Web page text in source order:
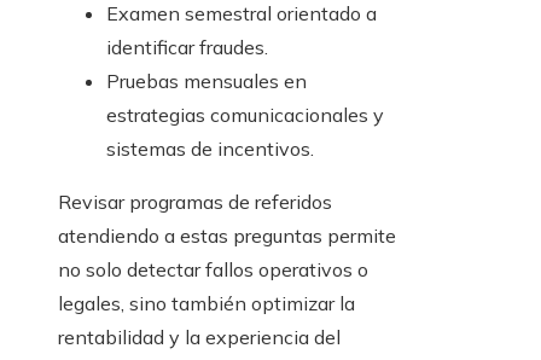
Examen semestral orientado a
identificar fraudes.
Pruebas mensuales en
estrategias comunicacionales y
sistemas de incentivos.
Revisar programas de referidos
atendiendo a estas preguntas permite
no solo detectar fallos operativos o
legales, sino también optimizar la
rentabilidad y la experiencia del